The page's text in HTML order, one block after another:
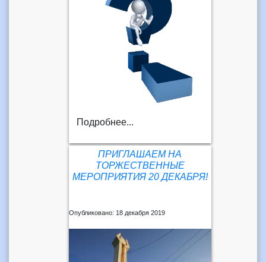
Подробнее...
ПРИГЛАШАЕМ НА
ТОРЖЕСТВЕННЫЕ
МЕРОПРИЯТИЯ 20 ДЕКАБРЯ!
Опубликовано: 18 декабря 2019